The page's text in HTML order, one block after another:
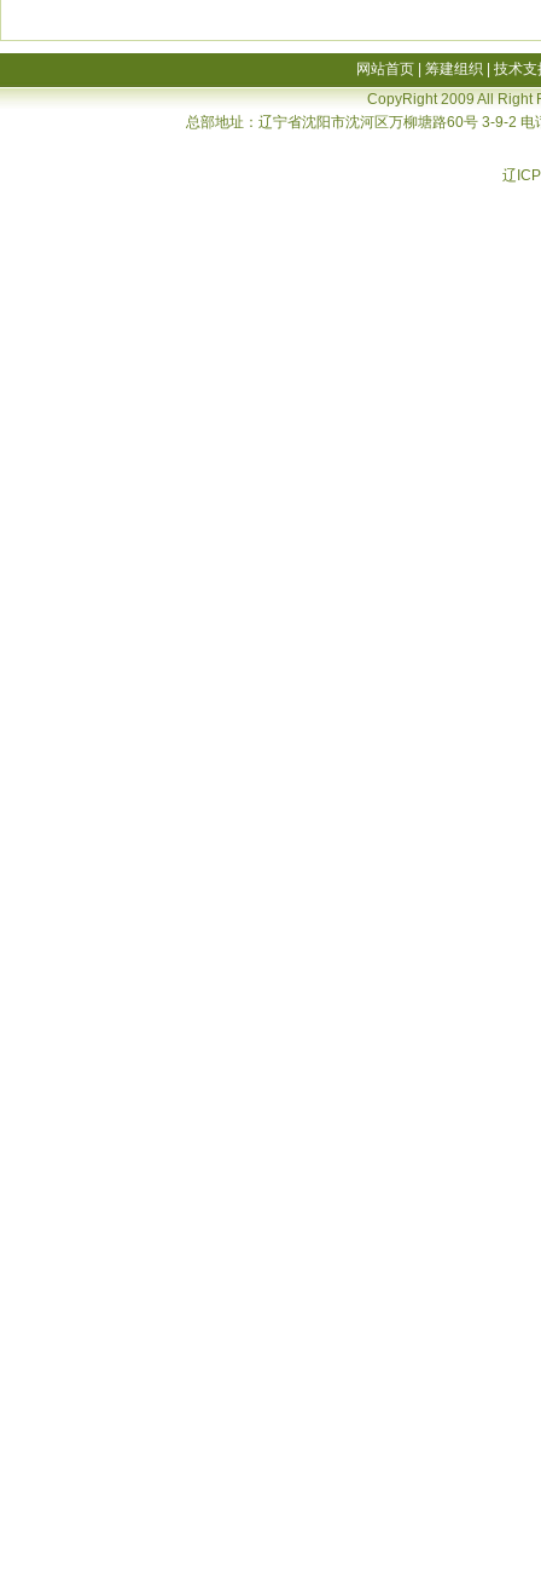
网站首页 筹建组织
技术支
CopyRight 2009 All Right
总部地址：辽宁省沈阳市沈河区万柳塘路60号 3-9-2
辽